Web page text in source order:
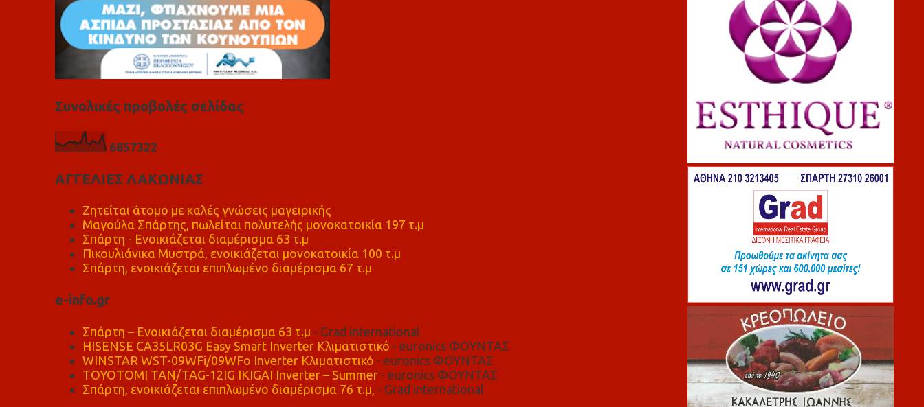
Συνολικές προβολές σελίδας
6857322
ΑΓΓΕΛΙΕΣ ΛΑΚΩΝΙΑΣ
Ζητείται άτομο με καλές γνώσεις μαγειρικής
Μαγούλα Σπάρτης, πωλείται πολυτελής μονοκατοικία 197 τ.μ
Σπάρτη - Ενοικιάζεται διαμέρισμα 63 τ.μ
Πικουλιάνικα Μυστρά, ενοικιάζεται μονοκατοικία 100 τ.μ
Σπάρτη, ενοικιάζεται επιπλωμένο διαμέρισμα 67 τ.μ
e-info.gr
Σπάρτη – Ενοικιάζεται διαμέρισμα 63 τ.μ - Grad international
HISENSE CA35LR03G Easy Smart Inverter Κλιματιστικό - euronics ΦΟΥΝΤΑΣ
WINSTAR WST-09WFi/09WFo Inverter Κλιματιστικό - euronics ΦΟΥΝΤΑΣ
TOYOTOMI TAN/TAG-12IG IKIGAI Inverter – Summer- euronics ΦΟΥΝΤΑΣ
Σπάρτη, ενοικιάζεται επιπλωμένο διαμέρισμα 76 τ.μ, - Grad international